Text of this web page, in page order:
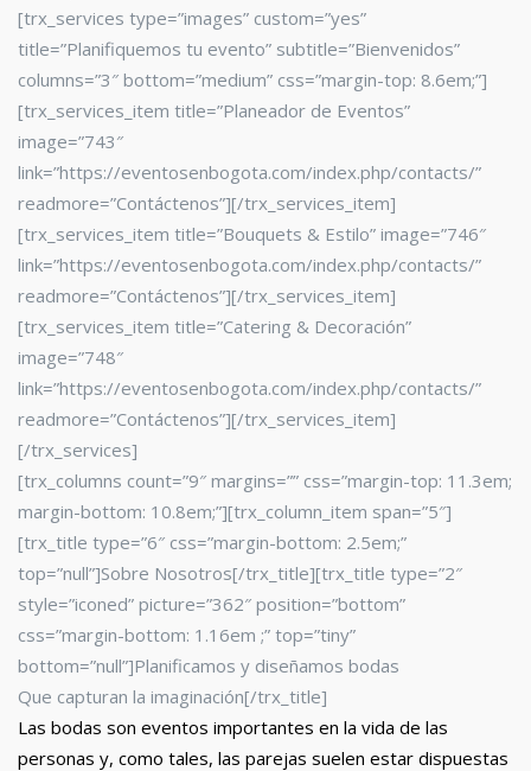
[trx_services type=”images” custom=”yes”
title=”Planifiquemos tu evento” subtitle=”Bienvenidos”
columns=”3″ bottom=”medium” css=”margin-top: 8.6em;”]
[trx_services_item title=”Planeador de Eventos”
image=”743″
link=”https://eventosenbogota.com/index.php/contacts/”
readmore=”Contáctenos”][/trx_services_item]
[trx_services_item title=”Bouquets & Estilo” image=”746″
link=”https://eventosenbogota.com/index.php/contacts/”
readmore=”Contáctenos”][/trx_services_item]
[trx_services_item title=”Catering & Decoración”
image=”748″
link=”https://eventosenbogota.com/index.php/contacts/”
readmore=”Contáctenos”][/trx_services_item]
[/trx_services]
[trx_columns count=”9″ margins=”” css=”margin-top: 11.3em;
margin-bottom: 10.8em;”][trx_column_item span=”5″]
[trx_title type=”6″ css=”margin-bottom: 2.5em;”
top=”null”]Sobre Nosotros[/trx_title][trx_title type=”2″
style=”iconed” picture=”362″ position=”bottom”
css=”margin-bottom: 1.16em ;” top=”tiny”
bottom=”null”]Planificamos y diseñamos bodas
Que capturan la imaginación[/trx_title]
Las bodas son eventos importantes en la vida de las
personas y, como tales, las parejas suelen estar dispuestas